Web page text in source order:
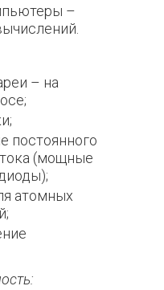
–
– на
постоянного
(мощные
атомных